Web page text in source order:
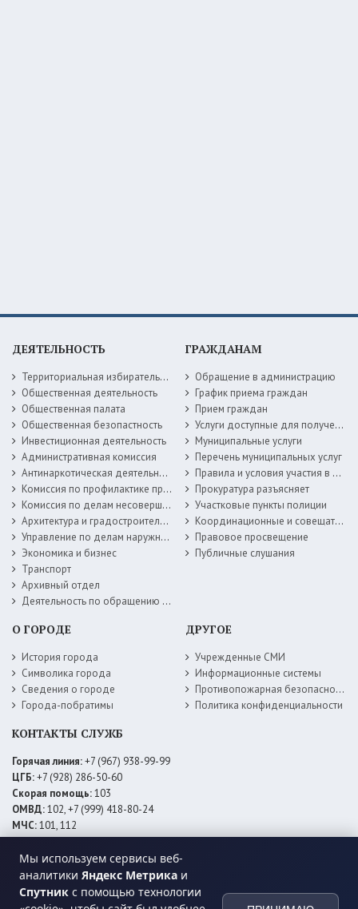
Мы используем сервисы веб-
аналитики Яндекс Метрика и
Спутник с помощью технологии
ДЕЯТЕЛЬНОСТЬ
Территориальная избирательная комиссия
Общественная деятельность
Общественная палата
Общественная безопастность
Инвестиционная деятельность
Административная комиссия
Антинаркотическая деятельность
Комиссия по профилактике правонарушений
Комиссия по делам несовершеннолетних
Архитектура и градостроительство
Управление по делам наружной рекламы
Экономика и бизнес
Транспорт
Архивный отдел
Деятельность по обращению с животными без владельцев
ГРАЖДАНАМ
Обращение в администрацию
График приема граждан
Прием граждан
Услуги доступные для получения в электронной форме
Муниципальные услуги
Перечень муниципальных услуг
Правила и условия участия в жилищных программах
Прокуратура разъясняет
Участковые пункты полиции
Координационные и совещательные органы
Правовое просвещение
Публичные слушания
О ГОРОДЕ
История города
Символика города
Сведения о городе
Города-побратимы
ДРУГОЕ
Учрежденные СМИ
Информационные системы
Противопожарная безопасность
Политика конфиденциальности
КОНТАКТЫ СЛУЖБ
Горячая линия:+7 (967) 938-99-99
ЦГБ:+7 (928) 286-50-60
Скорая помощь:103
ОМВД:102, +7 (999) 418-80-24
МЧС:101, 112
ЕДДС:+7 (928) 576-09-83
Электросети:+7 (800) 220-02-20
Даггаз:+7 (928) 980-64-04
Горводоснаб: +7 (928) 559-59-74
Теплоснаб: +7 (928) 873-27-09